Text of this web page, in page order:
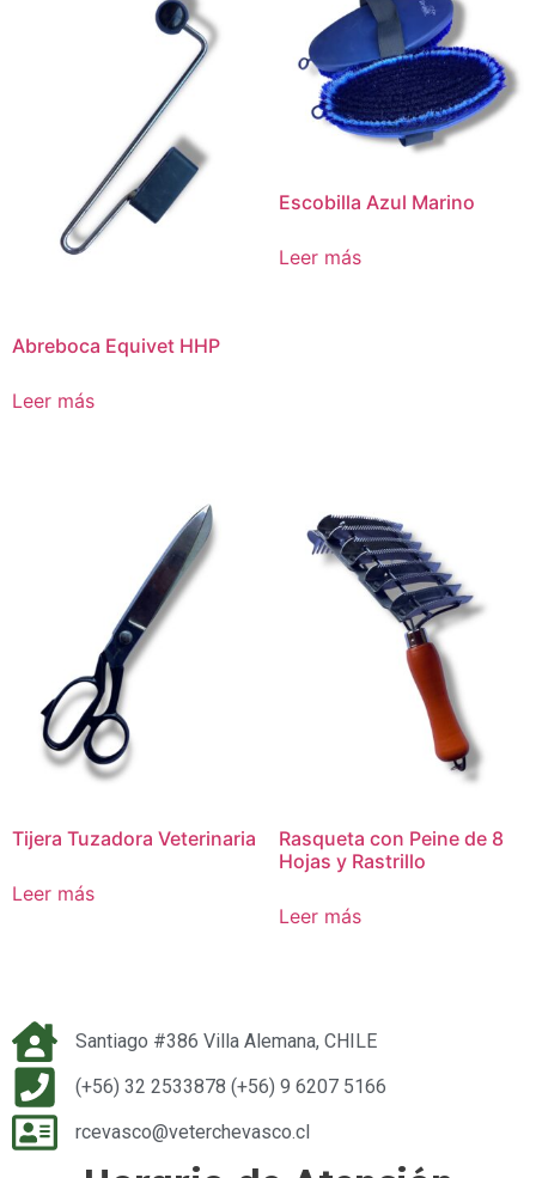
Abreboca Equivet HHP
Leer más
Escobilla Azul Marino
Leer más
Tijera Tuzadora Veterinaria
Leer más
Rasqueta con Peine de 8
Hojas y Rastrillo
Leer más
Santiago #386 Villa Alemana, CHILE
(+56) 32 2533878 (+56) 9 6207 5166
rcevasco@veterchevasco.cl